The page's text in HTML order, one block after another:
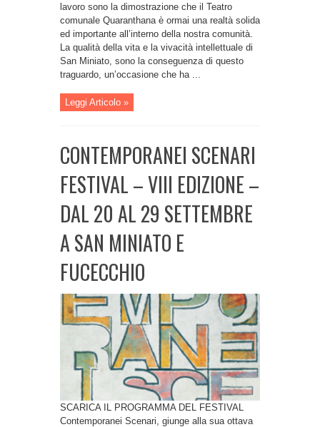
lavoro sono la dimostrazione che il Teatro
comunale Quaranthana è ormai una realtà solida
ed importante all’interno della nostra comunità.
La qualità della vita e la vivacità intellettuale di
San Miniato, sono la conseguenza di questo
traguardo, un’occasione che ha ...
Leggi Articolo »
CONTEMPORANEI SCENARI
FESTIVAL – VIII EDIZIONE –
DAL 20 AL 29 SETTEMBRE
A SAN MINIATO E
FUCECCHIO
SCARICA IL PROGRAMMA DEL FESTIVAL
Contemporanei Scenari, giunge alla sua ottava